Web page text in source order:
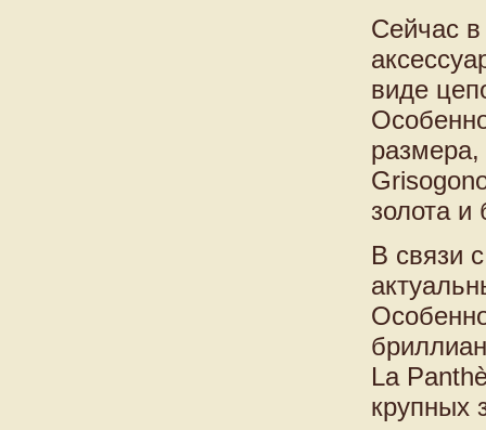
Сейчас
виде
размера,
золота и
В связи
La
крупных